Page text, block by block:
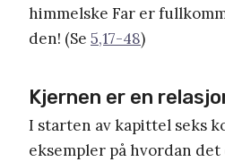
himmelske Far er
den! (Se 5,17-48)
Kjernen er en
I starten av kapittel seks
eksempler på hvordan